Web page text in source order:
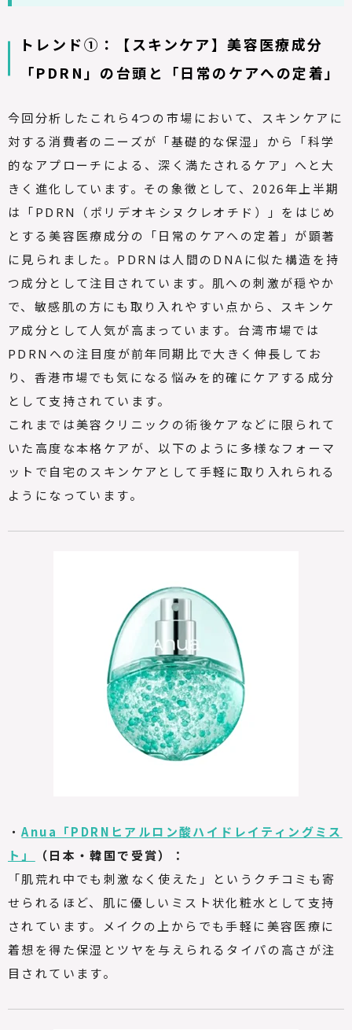
トレンド①：【スキンケア】美容医療成分
「PDRN」の台頭と「日常のケアへの定着」
今回分析したこれら4つの市場において、スキンケアに
対する消費者のニーズが「基礎的な保湿」から「科学
的なアプローチによる、深く満たされるケア」へと大
きく進化しています。その象徴として、2026年上半期
は「PDRN（ポリデオキシヌクレオチド）」をはじめ
とする美容医療成分の「日常のケアへの定着」が顕著
に見られました。PDRNは人間のDNAに似た構造を持
つ成分として注目されています。肌への刺激が穏やか
で、敏感肌の方にも取り入れやすい点から、スキンケ
ア成分として人気が高まっています。台湾市場では
PDRNへの注目度が前年同期比で大きく伸長してお
り、香港市場でも気になる悩みを的確にケアする成分
として支持されています。
これまでは美容クリニックの術後ケアなどに限られて
いた高度な本格ケアが、以下のように多様なフォーマ
ットで自宅のスキンケアとして手軽に取り入れられる
ようになっています。
・Anua「PDRNヒアルロン酸ハイドレイティングミス
ト」
（日本・韓国で受賞）：
「肌荒れ中でも刺激なく使えた」というクチコミも寄
せられるほど、肌に優しいミスト状化粧水として支持
されています。メイクの上からでも手軽に美容医療に
着想を得た保湿とツヤを与えられるタイパの高さが注
目されています。